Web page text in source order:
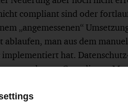
compliant sind oder
„angemessenen“
man aus dem
implementiert hat.
geordneten Compliance-
werden, um die
Kapazitäten und die Gefahr